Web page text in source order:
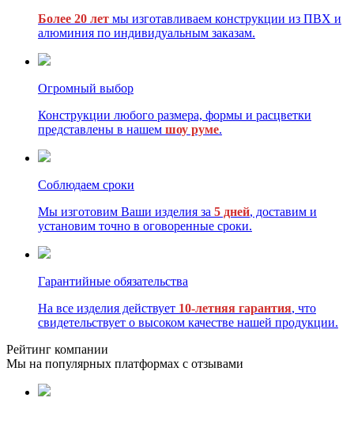
Более 20 лет мы изготавливаем конструкции из ПВХ и
алюминия по индивидуальным заказам.
Огромный выбор
Конструкции любого размера, формы и расцветки
представлены в нашем шоу руме.
Соблюдаем сроки
Мы изготовим Ваши изделия за 5 дней, доставим и
установим точно в оговоренные сроки.
Гарантийные обязательства
На все изделия действует 10-летняя гарантия, что
свидетельствует о высоком качестве нашей продукции.
Рейтинг компании
Мы на популярных платформах с отзывами